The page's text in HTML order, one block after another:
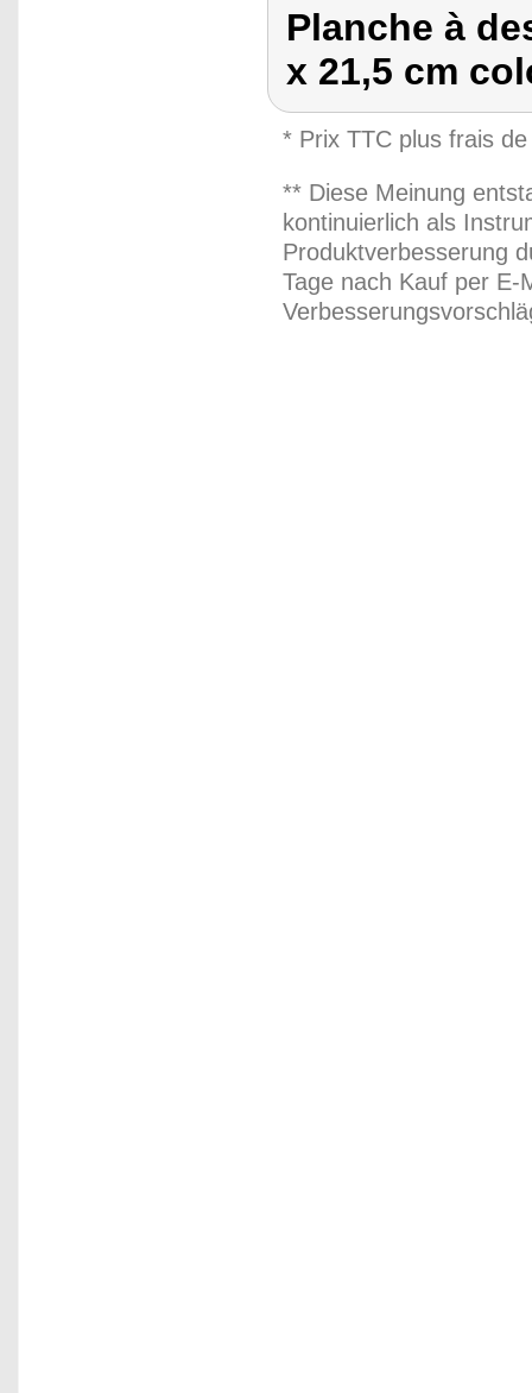
Planche à
x 21,5 cm
* Prix TTC plus frais
** Diese Meinung
kontinuierlich als
Produktverbesserung
Tage nach Kauf per E-